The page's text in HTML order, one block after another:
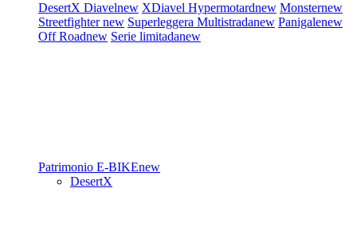
DesertX Diavelnew XDiavel Hypermotardnew Monsternew
Streetfighternew Superleggera Multistradanew Panigalenew
Off Roadnew Serie limitadanew
Patrimonio E-BIKEnew
DesertX